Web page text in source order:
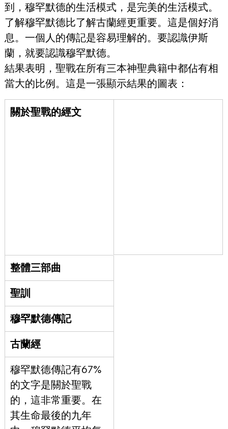
到，穆罕默德的生活模式，是完美的生活模式。
了解穆罕默德比了解古蘭經更重要。這是個好消
息。一個人的傳記是容易理解的。要認識伊斯
蘭，就要認識穆罕默德。
結果表明，聖戰在所有三本神聖典籍中都佔有相
當大的比例。這是一張顯示結果的圖表：
關於聖戰的經文
整體三部曲
聖訓
穆罕默德傳記
古蘭經
穆罕默德傳記有67%
的文字是關於聖戰
的，這非常重要。在
其生命最後的九年